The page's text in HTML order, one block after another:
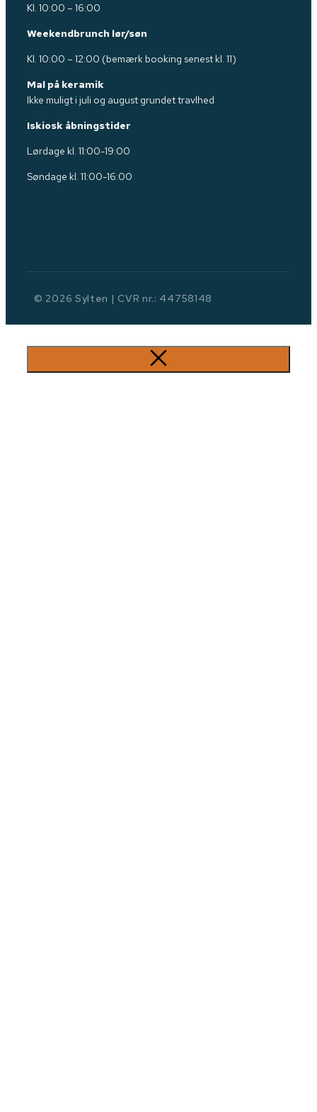
Kl. 10:00 – 16:00
Weekendbrunch lør/søn
Kl. 10:00 – 12:00 (bemærk booking senest kl. 11)
Mal på keramik
Ikke muligt i juli og august grundet travlhed
Iskiosk åbningstider
Lørdage kl. 11:00-19:00
Søndage kl. 11:00-16:00
© 2026 Sylten | CVR nr.: 44758148